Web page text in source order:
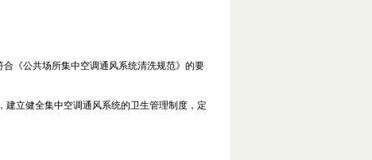
《公共场所集中空调通风系统清洗规范》的要
立健全集中空调通风系统的卫生管理制度，定